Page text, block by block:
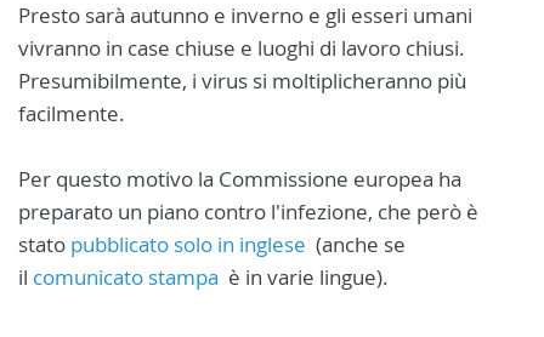
Presto sarà autunno e inverno e gli esseri umani
vivranno in case chiuse e luoghi di lavoro chiusi.
Presumibilmente, i virus si moltiplicheranno più
facilmente.
Per questo motivo la Commissione europea ha
preparato un piano contro l'infezione, che però è
stato pubblicato solo in inglese (anche se
il comunicato stampa è in varie lingue).